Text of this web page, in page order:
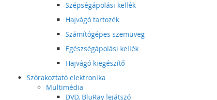
Szépségápolási kellék
Hajvágó tartozék
Számítógépes szemüveg
Egészségápolási kellék
Hajvágó kiegészítő
Szórakoztató elektronika
Multimédia
DVD, BluRay lejátszó